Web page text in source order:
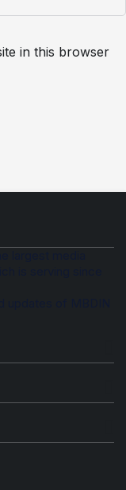
in this browser